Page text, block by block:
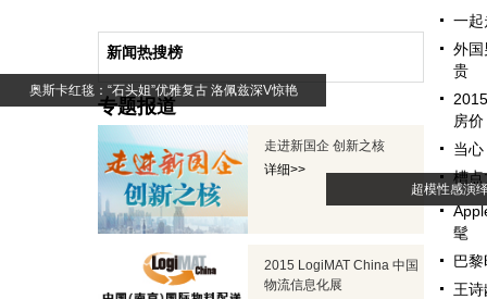
奥斯卡红毯：“石头姐”优雅复古 洛佩兹深V惊艳
超模性感演
一起
外国
贵
房价
当
槽点
髦
巴
王
新闻热搜榜
专题报道
走进新国企 创新之核
详细>>
2015 LogiMAT China 中国
物流信息化展